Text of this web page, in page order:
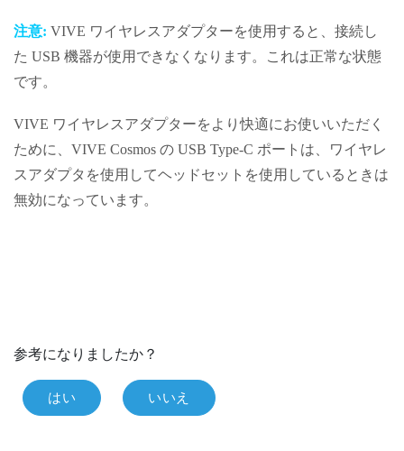
注意: VIVE ワイヤレスアダプターを使用すると、接続し
た USB 機器が使用できなくなります。これは正常な状態
です。
VIVE ワイヤレスアダプターをより快適にお使いいただく
ために、 VIVE Cosmos の USB Type-C ポートは、ワイヤレ
スアダプタを使用してヘッドセットを使用しているときは
無効になっています。
参考になりましたか？
はい いいえ